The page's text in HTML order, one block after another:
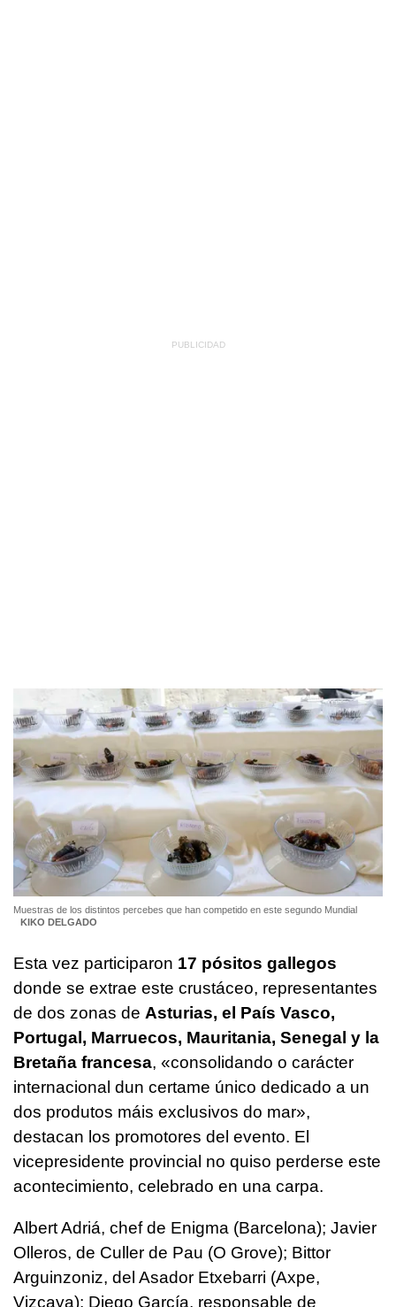
Muestras de los distintos percebes que han competido en este segundo Mundial
KIKO DELGADO
Esta vez participaron 17 pósitos gallegos
donde se extrae este crustáceo, representantes
de dos zonas de Asturias, el País Vasco,
Portugal, Marruecos, Mauritania, Senegal y la
Bretaña francesa, «consolidando o carácter
internacional dun certame único dedicado a un
dos produtos máis exclusivos do mar»,
destacan los promotores del evento. El
vicepresidente provincial no quiso perderse este
acontecimiento, celebrado en una carpa.
Albert Adriá, chef de Enigma (Barcelona); Javier
Olleros, de Culler de Pau (O Grove); Bittor
Arguinzoniz, del Asador Etxebarri (Axpe,
Vizcaya); Diego García, responsable de